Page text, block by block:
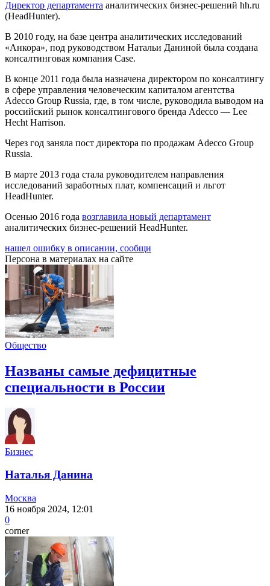
Директор департамента аналитических бизнес-решений hh.ru
(HeadHunter).
В 2010 году, на базе центра аналитических исследований
«Анкора», под руководством Натальи Даниной была создана
консалтинговая компания Case.
В конце 2011 года была назначена директором по консалтингу
в сфере управления человеческим капиталом агентства
Adecco Group Russia, где, в том числе, руководила выводом на
российский рынок консалтингового бренда Adecco — Lee
Hecht Harrison.
Через год заняла пост директора по продажам Adecco Group
Russia.
В марте 2013 года стала руководителем направления
исследований заработных плат, компенсаций и льгот
HeadHunter.
Осенью 2016 года возглавила новый департамент
аналитических бизнес-решений HeadHunter.
нашел ошибку в описании, сообщи
Персона в материалах на сайте
Общество
Названы самые дефицитные
специальности в России
Бизнес
Наталья Данина
Москва
16 ноября 2024, 12:01
0
corner